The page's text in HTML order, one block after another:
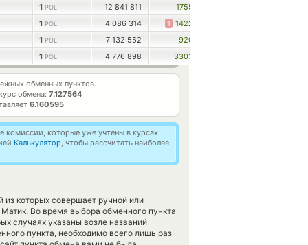
1 POL 12 841 811
1755
1 POL 4 086 314 1 1422
1 POL 7 132 552
920
1 POL 4 776 898 3303
обменных пунктов.
обмена: 7.127564
6.160595
комиссии, которые уже учтены в курсах
Калькулятор, чтобы рассчитать наиболее
которых совершает ручной или
Во время выбора обменного пункта
случаях указаны возле названий
пункта, необходимо всего лишь раз